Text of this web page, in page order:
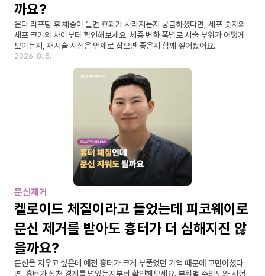
까요?
온다 리프팅 후 체중이 늘면 효과가 사라지는지 궁금하셨다면, 세포 숫자와
세포 크기의 차이부터 확인해보세요. 체중 변화 폭별로 시술 부위가 어떻게
보이는지, 재시술 시점은 언제로 잡으면 좋은지 함께 짚어봤어요.
2026. 8. 5.
문신제거
켈로이드 체질이라고 들었는데 피코웨이로
문신 제거를 받아도 흉터가 더 심해지진 않
을까요?
문신을 지우고 싶은데 예전 흉터가 크게 부풀었던 기억 때문에 고민이셨다
면, 흉터가 상처 경계를 넘었는지부터 확인해보세요. 부위별 주의도와 시험